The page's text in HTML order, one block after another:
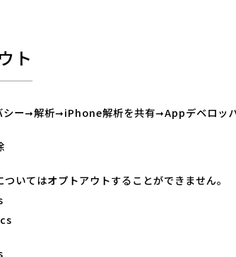
ト
シー➞解析➞iPhone解析を共有➞Appデベロッ
いてはオプトアウトすることができません。